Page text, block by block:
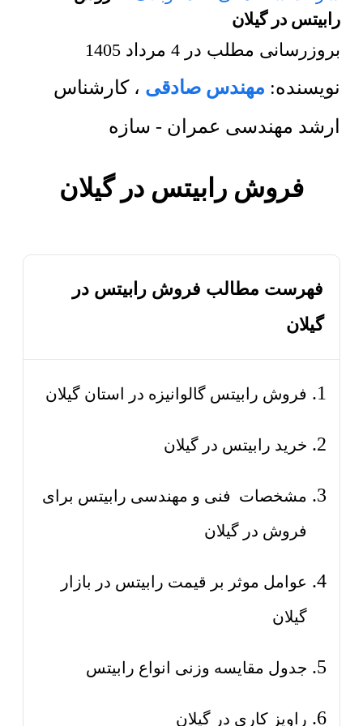
رابیتس در گیلان
بروزرسانی مطلب در 4 مرداد 1405
نویسنده: مهندس صادقی ،کارشناس
ارشد مهندسی عمران - سازه
فروش رابیتس در گیلان
فهرست مطالب فروش رابیتس در
گیلان
فروش رابیتس گالوانیزه در استان گیلان
خرید رابیتس در گیلان
مشخصات فنی و مهندسی رابیتس برای
فروش در گیلان
عوامل موثر بر قیمت رابیتس در بازار
گیلان
جدول مقایسه وزنی انواع رابیتس
راویز کاری در گیلان